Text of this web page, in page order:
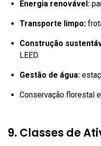
Energia renovável:
Transporte limpo:
Construção
LEED.
Gestão de água:
Conservação florestal
9. Classes de